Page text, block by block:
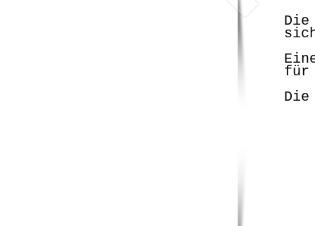
für
Die